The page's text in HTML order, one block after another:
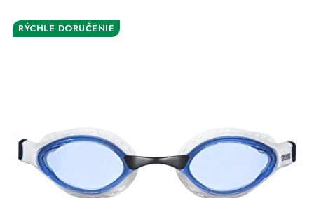
POTÁPANIE
VŠETKO PRE DETI
HRAČKY DO VODY
RÝCHLE DORUČENIE